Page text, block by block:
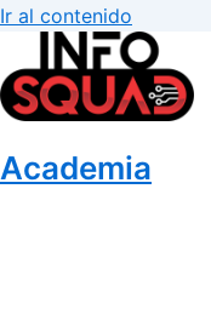
Ir al contenido
Academia